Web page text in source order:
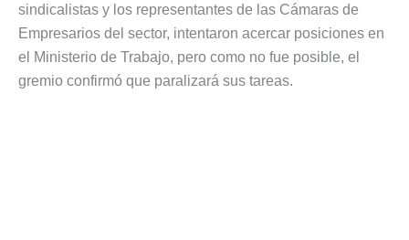
sindicalistas y los representantes de las Cámaras de
Empresarios del sector, intentaron acercar posiciones en
el Ministerio de Trabajo, pero como no fue posible, el
gremio confirmó que paralizará sus tareas.